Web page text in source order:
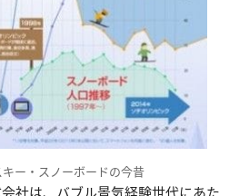
ー・スノーボードの今昔
社は、バブル景気経験世代にあた